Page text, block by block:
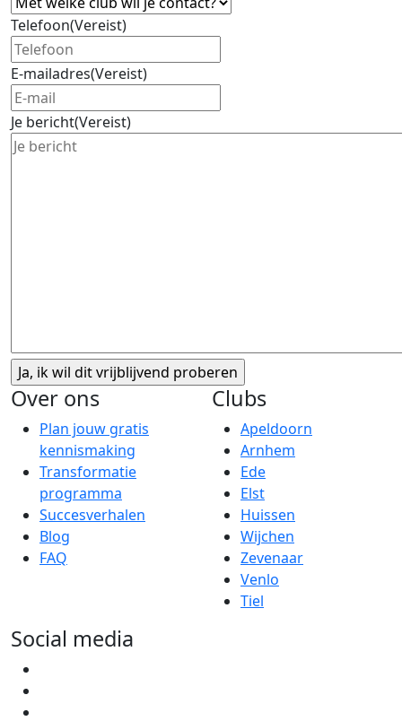
Telefoon(Vereist)
E-mailadres(Vereist)
Je bericht(Vereist)
Over ons
Plan jouw gratis
kennismaking
Transformatie
programma
Succesverhalen
Blog
FAQ
Clubs
Apeldoorn
Arnhem
Ede
Elst
Huissen
Wijchen
Zevenaar
Venlo
Tiel
Social media